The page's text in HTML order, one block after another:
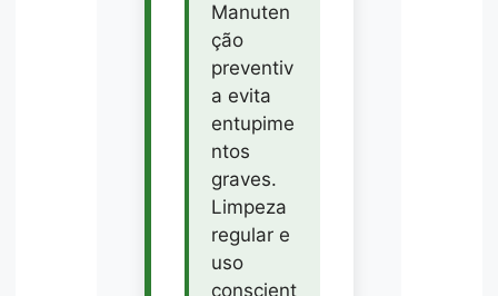
Manuten
ção
preventiv
a evita
entupime
ntos
graves.
Limpeza
regular e
uso
conscient